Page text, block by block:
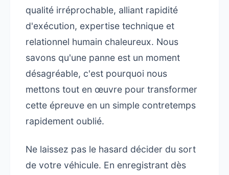
qualité irréprochable, alliant rapidité
d'exécution, expertise technique et
relationnel humain chaleureux. Nous
savons qu'une panne est un moment
désagréable, c'est pourquoi nous
mettons tout en œuvre pour transformer
cette épreuve en un simple contretemps
rapidement oublié.
Ne laissez pas le hasard décider du sort
de votre véhicule. En enregistrant dès